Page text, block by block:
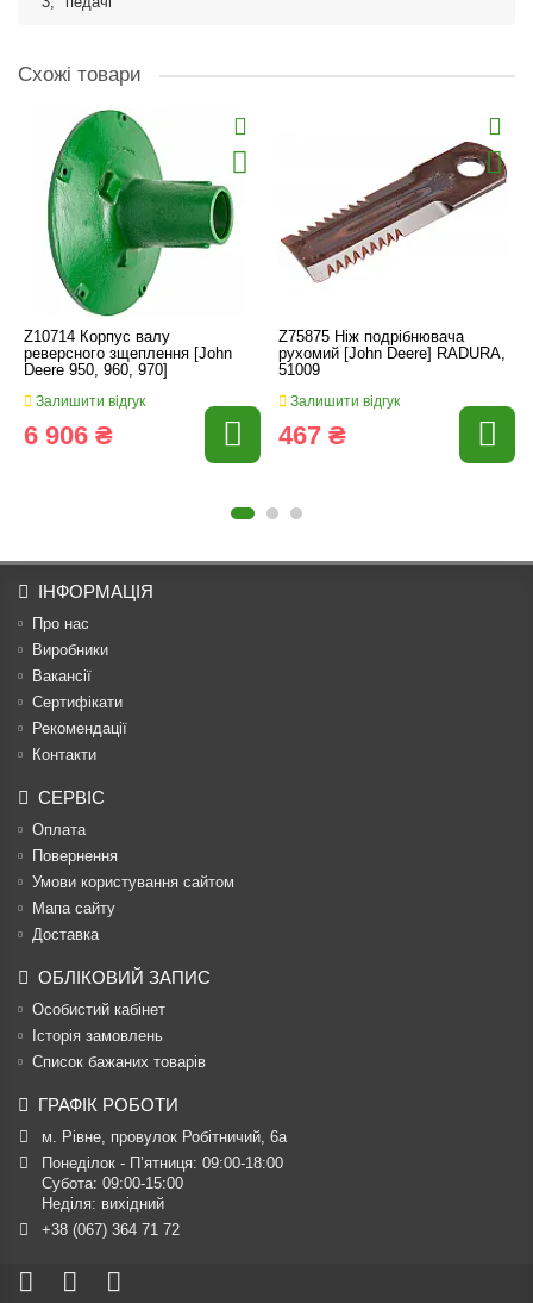
Схожі товари
Z10714 Корпус валу
реверсного зщеплення [John
Deere 950, 960, 970]
Залишити відгук
6 906 ₴
Z75875 Ніж подрібнювача
рухомий [John Deere] RADURA,
51009
Залишити відгук
467 ₴
ІНФОРМАЦІЯ
Про нас
Виробники
Вакансії
Сертифікати
Рекомендації
Контакти
СЕРВІС
Оплата
Повернення
Умови користування сайтом
Мапа сайту
Доставка
ОБЛІКОВИЙ ЗАПИС
Особистий кабінет
Історія замовлень
Список бажаних товарів
ГРАФІК РОБОТИ
м. Рівне, провулок Робітничий, 6а
Понеділок - П’ятниця: 09:00-18:00
Субота: 09:00-15:00
Неділя: вихідний
+38 (067) 364 71 72